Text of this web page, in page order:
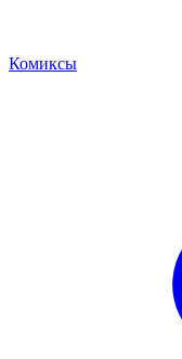
Комиксы